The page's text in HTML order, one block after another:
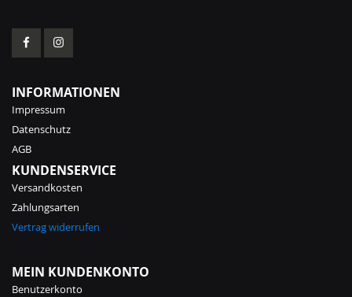
INFORMATIONEN
Impressum
Datenschutz
AGB
KUNDENSERVICE
Versandkosten
Zahlungsarten
Vertrag widerrufen
MEIN KUNDENKONTO
Benutzerkonto